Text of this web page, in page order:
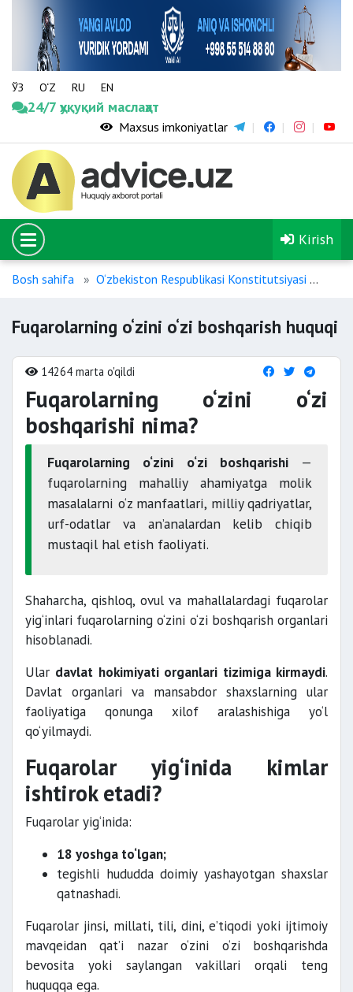
ЎЗ O‘Z RU EN
24/7 ҳуқуқий маслаҳат
Maxsus imkoniyatlar
Kirish
Bosh sahifa O‘zbekiston Respublikasi Konstitutsiyasi
Fuqarolarning o‘zini o‘zi boshqarish huquqi
14264 marta o'qildi
Fuqarolarning o‘zini o‘zi
boshqarishi nima?
Fuqarolarning o‘zini o‘zi boshqarishi—
fuqarolarning mahalliy ahamiyatga molik
masalalarni o‘z manfaatlari, milliy qadriyatlar,
urf-odatlar va an’analardan kelib chiqib
mustaqil hal etish faoliyati.
Shaharcha, qishloq, ovul va mahallalardagi fuqarolar
yig‘inlari fuqarolarning o‘zini o‘zi boshqarish organlari
hisoblanadi.
Ular davlat hokimiyati organlari tizimiga kirmaydi.
Davlat organlari va mansabdor shaxslarning ular
faoliyatiga qonunga xilof aralashishiga yo‘l
qo‘yilmaydi.
Fuqarolar yig‘inida kimlar
ishtirok etadi?
Fuqarolar yig‘inida:
18 yoshga to‘lgan;
tegishli hududda doimiy yashayotgan shaxslar
qatnashadi.
Fuqarolar jinsi, millati, tili, dini, e’tiqodi yoki ijtimoiy
mavqeidan qat’i nazar o‘zini o‘zi boshqarishda
bevosita yoki saylangan vakillari orqali teng
huquqqa ega.